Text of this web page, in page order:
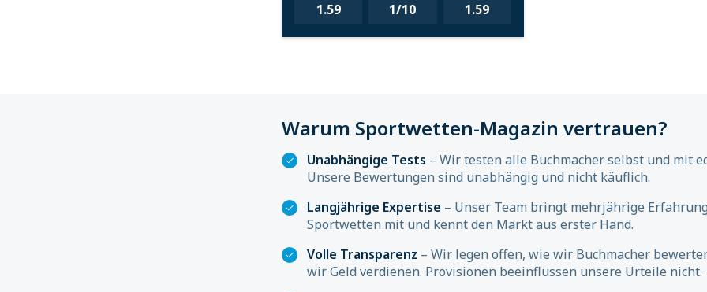
1.59 1/10 1.59
Warum Sportwetten-Magazin vertrauen?
Unabhängige Tests – Wir testen alle Buchmacher selbst und mit
Unsere Bewertungen sind unabhängig und nicht käuflich.
Langjährige Expertise – Unser Team bringt mehrjährige
Sportwetten mit und kennt den Markt aus erster Hand.
Volle Transparenz – Wir legen offen, wie wir Buchmacher
wir Geld verdienen. Provisionen beeinflussen unsere Urteile nicht.